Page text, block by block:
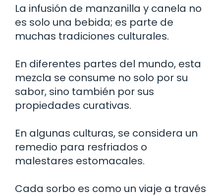
La infusión de manzanilla y canela no
es solo una bebida; es parte de
muchas tradiciones culturales.
En diferentes partes del mundo, esta
mezcla se consume no solo por su
sabor, sino también por sus
propiedades curativas.
En algunas culturas, se considera un
remedio para resfriados o
malestares estomacales.
Cada sorbo es como un viaje a través